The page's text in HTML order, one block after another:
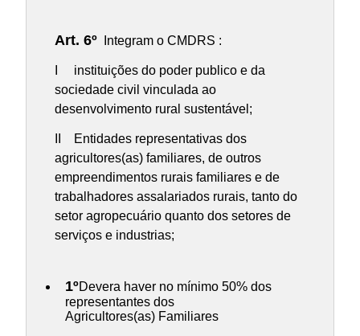
Art. 6º Integram o CMDRS :
I instituições do poder publico e da
sociedade civil vinculada ao
desenvolvimento rural sustentável;
II Entidades representativas dos
agricultores(as) familiares, de outros
empreendimentos rurais familiares e de
trabalhadores assalariados rurais, tanto do
setor agropecuário quanto dos setores de
serviços e industrias;
1ºDevera haver no mínimo 50% dos
representantes dos
Agricultores(as) Familiares